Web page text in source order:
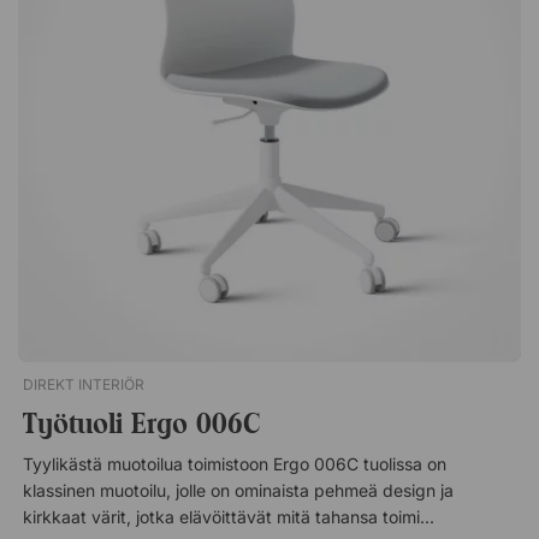
DIREKT INTERIÖR
Työtuoli Ergo 006C
Tyylikästä muotoilua toimistoon Ergo 006C tuolissa on
klassinen muotoilu, jolle on ominaista pehmeä design ja
kirkkaat värit, jotka elävöittävät mitä tahansa toimistoa.